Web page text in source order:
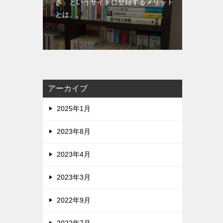
き」というサイトに登録するメリット
とは。。
アーカイブ
2025年1月
2023年8月
2023年4月
2023年3月
2022年9月